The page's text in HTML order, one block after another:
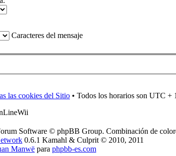
Caracteres del mensaje
las cookies del Sitio • Todos los horarios son UTC +
Software © phpBB Group. Combinación de
0.6.1 Kamahl & Culprit © 2010, 2011
Manwë para phpbb-es.com